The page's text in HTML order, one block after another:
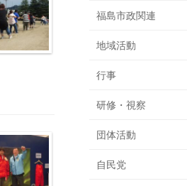
福島市政関連
地域活動
行事
研修・視察
団体活動
自民党